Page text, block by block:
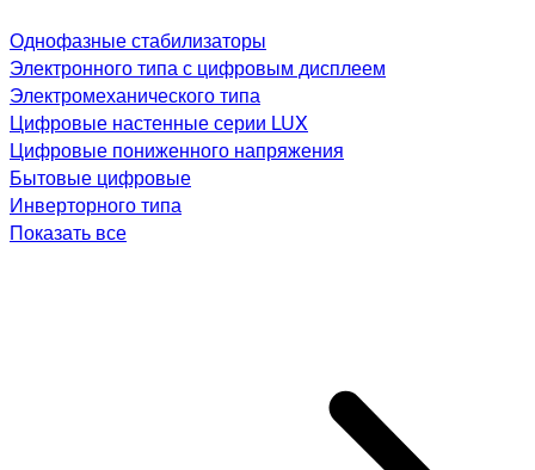
Однофазные стабилизаторы
Электронного типа с цифровым дисплеем
Электромеханического типа
Цифровые настенные серии LUX
Цифровые пониженного напряжения
Бытовые цифровые
Инверторного типа
Показать все